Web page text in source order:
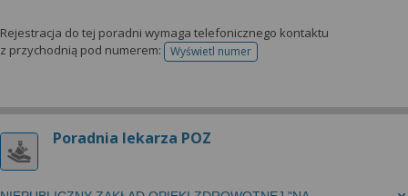
Rejestracja do tej poradni wymaga telefonicznego kontaktu
z przychodnią pod numerem:
Wyświetl numertelefonu do rejestracji
Poradnia lekarza POZ